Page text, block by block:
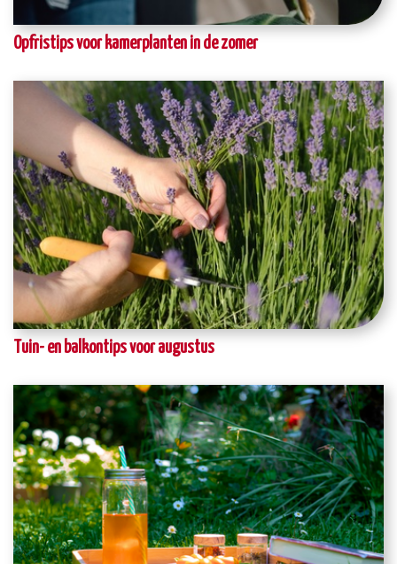
Opfristips voor kamerplanten in de zomer
Tuin- en balkontips voor augustus